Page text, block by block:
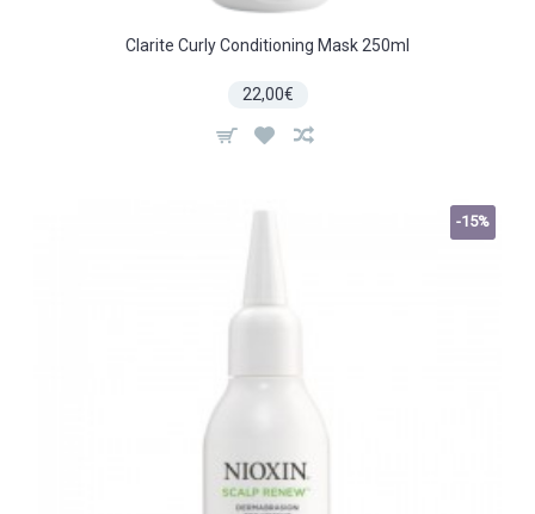
Clarite Curly Conditioning Mask 250ml
22,00€
-15%